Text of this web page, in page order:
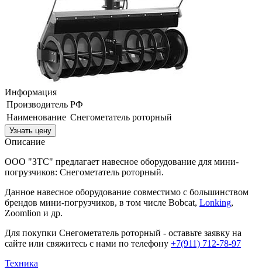
Информация
Производитель РФ
Наименование Снегометатель роторный
Узнать цену
Описание
ООО "ЗТС" предлагает навесное оборудование для мини-
погрузчиков: Снегометатель роторный.
Данное навесное оборудование совместимо с большинством
брендов мини-погрузчиков, в том числе Bobcat, Lonking,
Zoomlion и др.
Для покупки Снегометатель роторный - оставьте заявку на
сайте или свяжитесь с нами по телефону +7(911) 712-78-97
Техника